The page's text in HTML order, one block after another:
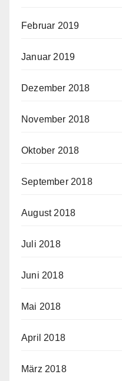
Februar 2019
Januar 2019
Dezember 2018
November 2018
Oktober 2018
September 2018
August 2018
Juli 2018
Juni 2018
Mai 2018
April 2018
März 2018